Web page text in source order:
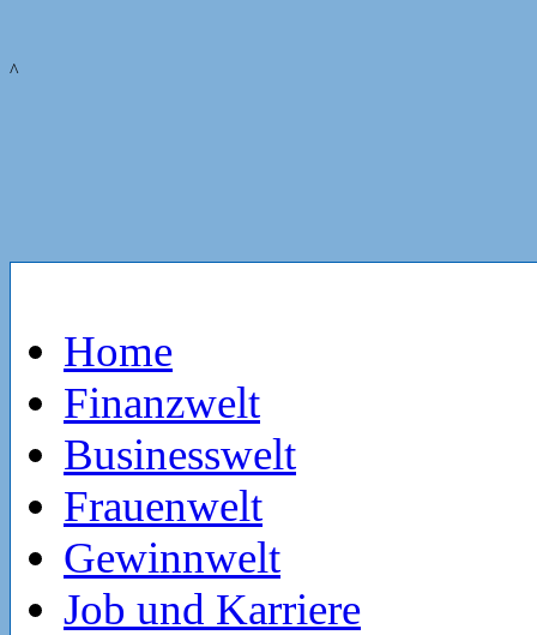
^
Home
Finanzwelt
Businesswelt
Frauenwelt
Gewinnwelt
Job und Karriere